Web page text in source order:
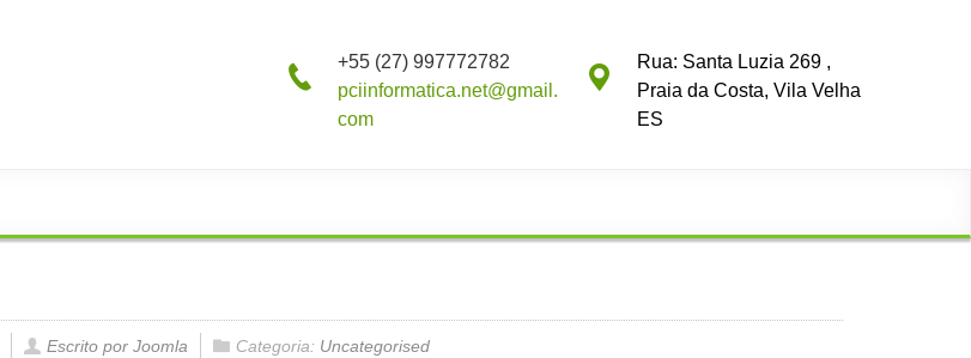
Rua: Santa Luzia 269 ,
Praia da Costa, Vila Velha
ES
+55 (27) 997772782
pciinformatica.net@gmail.
com
Escrito por Joomla Categoria: Uncategorised